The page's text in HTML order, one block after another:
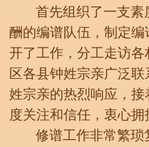
首先组织了一支素
酬的编谱队伍，制定
开了工作，分工走访
区各县钟姓宗亲广泛
姓宗亲的热烈响应，
度关注和信任，衷心拥
修谱工作非常繁琐